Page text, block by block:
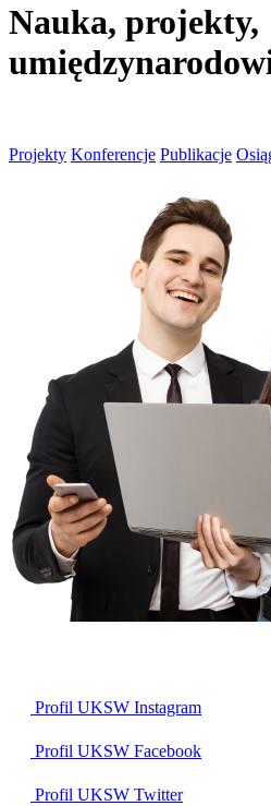
Nauka, projekty,
Projekty Konferencje Publikacje
Profil UKSW Instagram
Profil UKSW Facebook
Profil UKSW Twitter